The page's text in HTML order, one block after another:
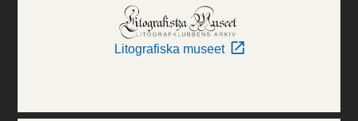
Litografiska museet